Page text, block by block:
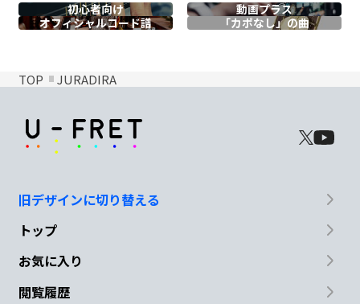
初心者向け
動画プラス
オフィシャルコード譜 「カポなし」の曲
TOP JURADIRA
旧デザインに切り替える
トップ
お気に入り
閲覧履歴